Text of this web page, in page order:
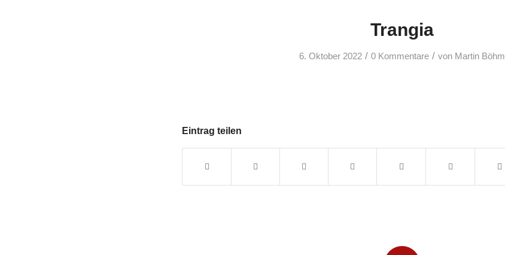
Trangia
6. Oktober 2022 / 0 Kommentare / von Martin Böhm
Eintrag teilen